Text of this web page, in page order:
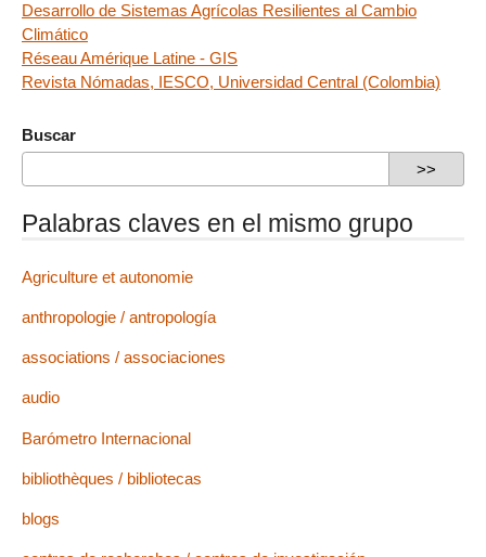
Desarrollo de Sistemas Agrícolas Resilientes al Cambio
Climático
Réseau Amérique Latine - GIS
Revista Nómadas, IESCO, Universidad Central (Colombia)
Buscar
Palabras claves en el mismo grupo
Agriculture et autonomie
anthropologie / antropología
associations / associaciones
audio
Barómetro Internacional
bibliothèques / bibliotecas
blogs